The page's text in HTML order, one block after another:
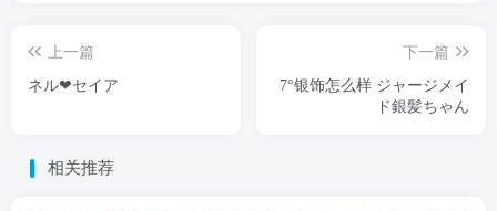
上一篇
ネル❤セイア
下一篇
7°银饰怎么样 ジャージメイ
ド銀髪ちゃん
相关推荐